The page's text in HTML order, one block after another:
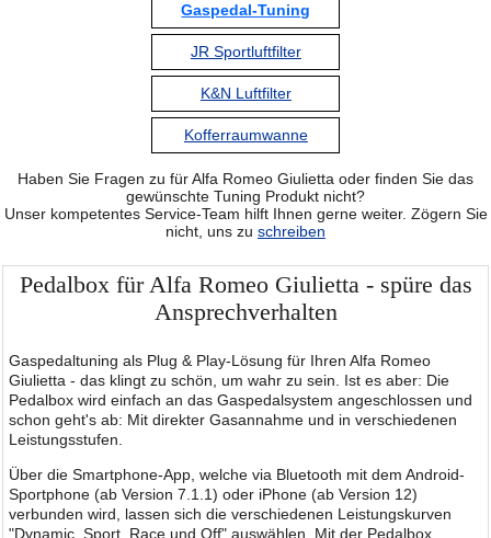
Gaspedal-Tuning
JR Sportluftfilter
K&N Luftfilter
Kofferraumwanne
Haben Sie Fragen zu für Alfa Romeo Giulietta oder finden Sie das
gewünschte Tuning Produkt nicht?
Unser kompetentes Service-Team hilft Ihnen gerne weiter. Zögern Sie
nicht, uns zu schreiben
Pedalbox für Alfa Romeo Giulietta - spüre das
Ansprechverhalten
Gaspedaltuning als Plug & Play-Lösung für Ihren Alfa Romeo
Giulietta - das klingt zu schön, um wahr zu sein. Ist es aber: Die
Pedalbox wird einfach an das Gaspedalsystem angeschlossen und
schon geht's ab: Mit direkter Gasannahme und in verschiedenen
Leistungsstufen.
Über die Smartphone-App, welche via Bluetooth mit dem Android-
Sportphone (ab Version 7.1.1) oder iPhone (ab Version 12)
verbunden wird, lassen sich die verschiedenen Leistungskurven
"Dynamic, Sport, Race und Off" auswählen. Mit der Pedalbox